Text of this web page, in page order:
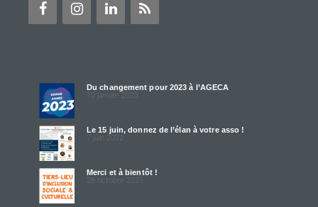
Du changement pour 2023 à l’AGECA
10 janvier 2023
Le 15 juin, donnez de l’élan à votre asso !
7 juin 2022
Merci et à bientôt !
28 octobre 2021